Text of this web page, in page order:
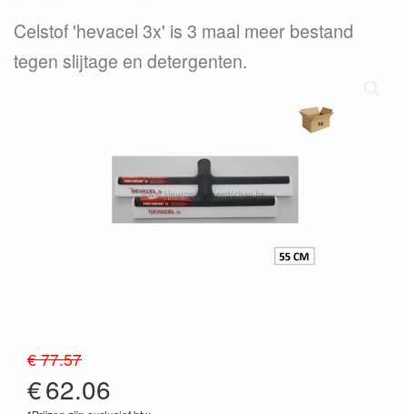
Celstof 'hevacel 3x' is 3 maal meer bestand
tegen slijtage en detergenten.
€ 77.57
€62.06